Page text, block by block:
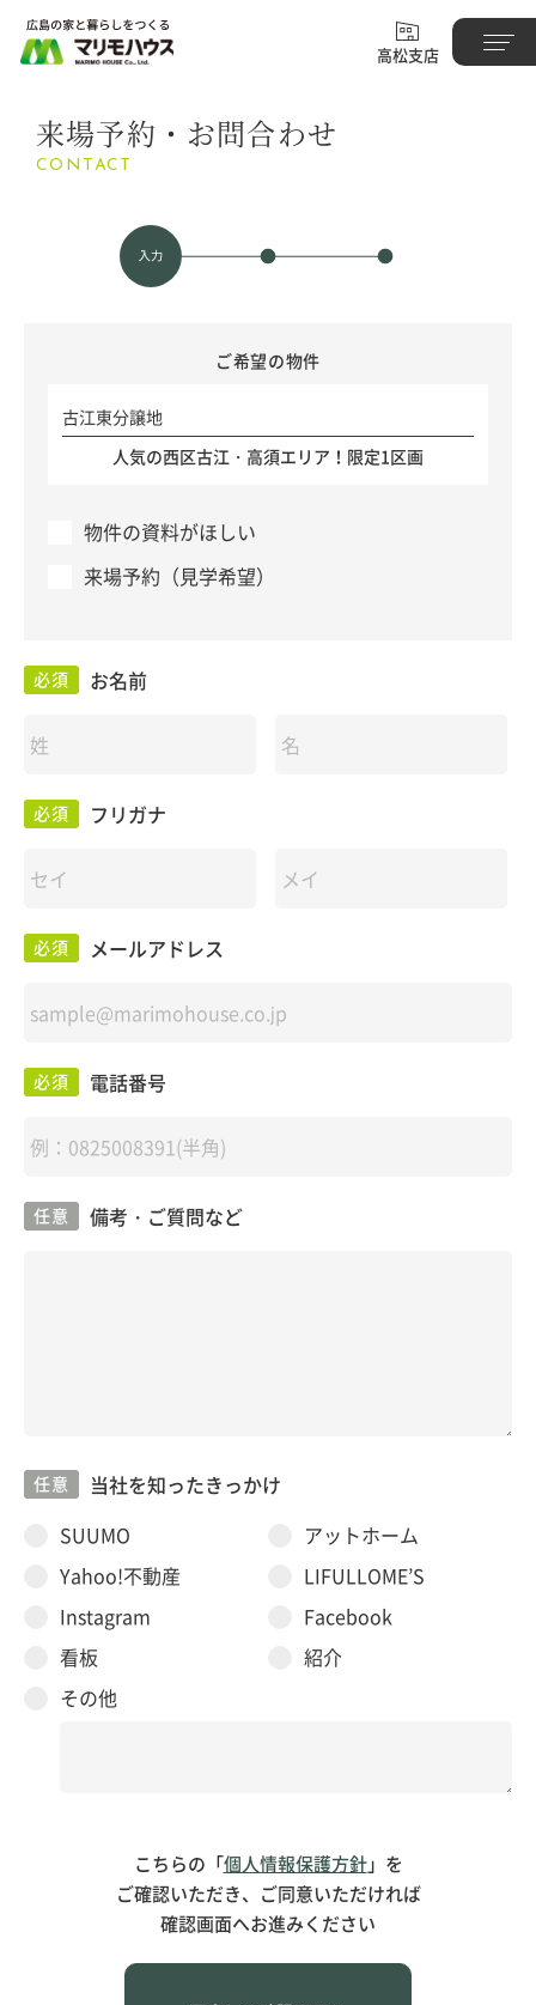
高松支店
来場予約・お問合わせ
CONTACT
ご希望の物件
古江東分譲地
人気の西区古江・高須エリア！限定1区画
物件の資料がほしい
来場予約（見学希望）
お名前
必須
フリガナ
必須
メールアドレス
必須
電話番号
必須
備考・ご質問など
任意
当社を知ったきっかけ
任意
SUUMO
アットホーム
Yahoo!不動産
LIFULLOME’S
Instagram
Facebook
看板
紹介
その他
こちらの「個人情報保護方針」を
ご確認いただき、ご同意いただければ
確認画面へお進みください